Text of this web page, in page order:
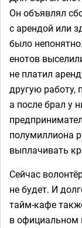
Он объявлял
с арендой или
было
енотов
не платил
другую работу,
а после брал у
полумиллиона
выплачивать
Сейчас
не будет. И
тайм-кафе
в официальном